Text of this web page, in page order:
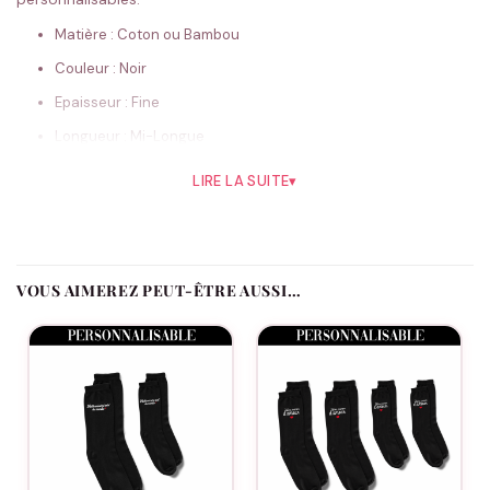
Matière : Coton ou Bambou
Couleur : Noir
Epaisseur : Fine
Longueur : Mi-Longue
Lavable en machine jusqu’à 40°C
Ne pas mettre au sèche linge
Chaussettes – Mamie
d’enfer : Un Cadeau Personnalisé
pour Toucher le Cœur de Grand-Mère
LIRE LA SUITE▾
VOUS AIMEREZ PEUT-ÊTRE AUSSI…